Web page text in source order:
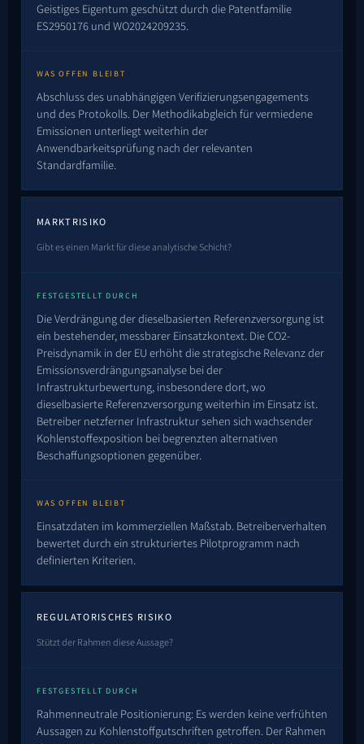
Geistiges Eigentum geschützt durch die Patentfamilie
ES2950176 und WO2024209235.
WAS OFFEN BLEIBT
Abschluss des unabhängigen Verifizierungsengagements
und des Protokolls. Der Methodikabgleich für vermiedene
Emissionen unterliegt weiterhin der
Anwendbarkeitsprüfung nach der relevanten
Standardfamilie.
MARKTRISIKO
Gibt es einen Markt für diese analytische Schicht?
FESTGESTELLT DURCH
Die Verdrängung der dieselbasierten Referenzversorgung ist
ein bestehender, messbarer Einsatzkontext. Die CO2-
Preisdynamik in der EU erhöht die strategische Relevanz der
Emissionsverdrängungsanalyse bei der
Infrastrukturbewertung, insbesondere dort, wo
dieselbasierte Referenzversorgung weiterhin im Einsatz ist.
Betreiber netzferner Infrastruktur sehen sich wachsender
Kohlenstoffexposition bei begrenzten alternativen
Beschaffungsoptionen gegenüber.
WAS OFFEN BLEIBT
Einsatzdaten im kommerziellen Maßstab. Betreiberverhalten
bewertet durch ein strukturiertes Pilotprogramm nach
definierten Kriterien.
REGULATORISCHES RISIKO
Stützt der Rahmen diese Aussage?
FESTGESTELLT DURCH
Rahmenneutrale Positionierung: Es werden keine verfrühten
Aussagen zu Kohlenstoffgutschriften getroffen. Der Rahmen